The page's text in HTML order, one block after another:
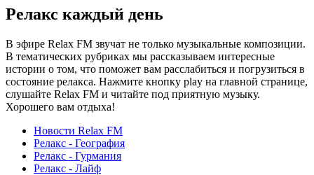
Релакс каждый день
В эфире Relax FM звучат не только музыкальные композиции.
В тематических рубриках мы рассказываем интересные
истории о том, что поможет вам расслабиться и погрузиться в
состояние релакса. Нажмите кнопку play на главной странице,
слушайте Relax FM и читайте под приятную музыку.
Хорошего вам отдыха!
Новости Relax FM
Релакс - География
Релакс - Гурмания
Релакс - Лайф